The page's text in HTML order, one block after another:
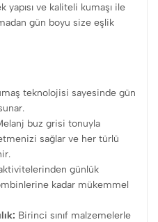
yapısı ve kaliteli kumaşı ile
gün boyu size eşlik
teknolojisi sayesinde gün
buz grisi tonuyla
sağlar ve her türlü
günlük
kadar mükemmel
Birinci sınıf malzemelerle